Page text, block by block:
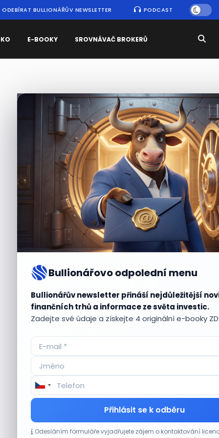
ODEBÍRAT BULLIONÁŘŮV NEWSLETTER PODCAST
E-BOOKY SROVNÁVAČ BROKERŮ
Bullionářovo odpolední menu
Bullionářův newsletter přináší nejdůležitější
finančních trhů a informace ze světa investic.
Zadejte své údaje a získejte 4 originální e-booky
Přihlásit se k odběru
Odesláním formuláře vyjadřujete zájem o kontaktování
Nejčtenějšízprávy
Aktuálnípříležitosti
Plány Starlinku srazily akcie T-Mobile, AT&T